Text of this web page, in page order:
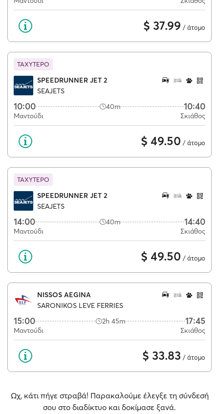
$ 37.99 / άτομο
ΤΑΧΥΤΕΡΟ
SPEEDRUNNER JET 2
SEAJETS
10:00 40m 10:40
Μαντούδι Σκιάθος
$ 49.50 / άτομο
ΤΑΧΥΤΕΡΟ
SPEEDRUNNER JET 2
SEAJETS
14:00 40m 14:40
Μαντούδι Σκιάθος
$ 49.50 / άτομο
NISSOS AEGINA
SARONIKOS LEVE FERRIES
15:00 2h 45m 17:45
Μαντούδι Σκιάθος
$ 33.83 / άτομο
Ωχ, κάτι πήγε στραβά! Παρακαλούμε έλεγξε τη σύνδεσή
σου στο διαδίκτυο και δοκίμασε ξανά.